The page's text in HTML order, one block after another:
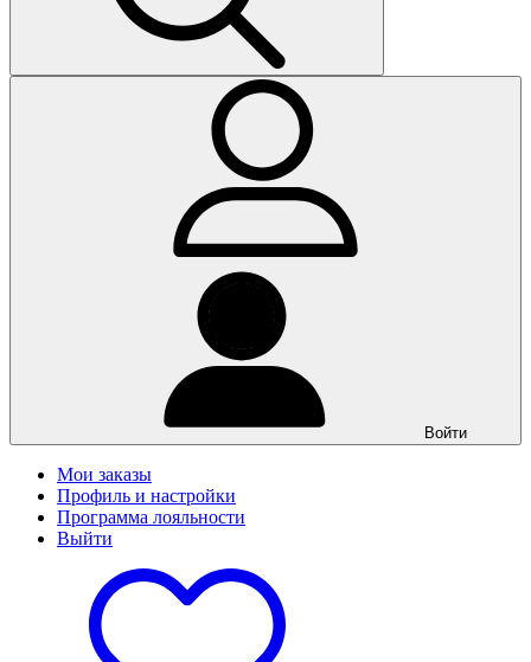
Войти
Мои заказы
Профиль и настройки
Программа лояльности
Выйти